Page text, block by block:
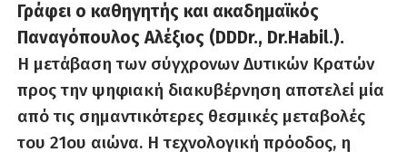
Γράφει ο καθηγητής και ακαδημαϊκός
Παναγόπουλος Αλέξιος (DDDr., Dr.Habil.).
Η μετάβαση των σύγχρονων Δυτικών Κρατών
προς την ψηφιακή διακυβέρνηση αποτελεί μία
από τις σημαντικότερες θεσμικές μεταβολές
του 21ου αιώνα. Η τεχνολογική πρόοδος, η